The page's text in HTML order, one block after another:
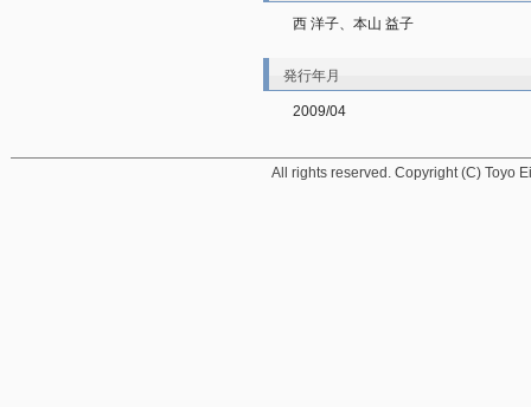
西 洋子、本山 益子
発行年月
2009/04